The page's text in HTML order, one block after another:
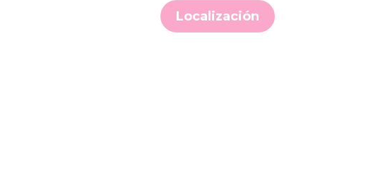
Localización